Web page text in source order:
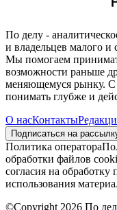
По делу -
и владельцев малого и
Мы помогаем
возможности раньше
меняющемуся рынку. С
понимать глубже и
О насКонтакты
Подписаться на
Политика оператора
обработки файлов
согласия на
использования
©Copyright 2026 По